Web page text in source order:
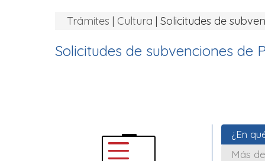
Trámites | Cultura | Solicitudes de
Solicitudes de subvenciones de
¿En
Más